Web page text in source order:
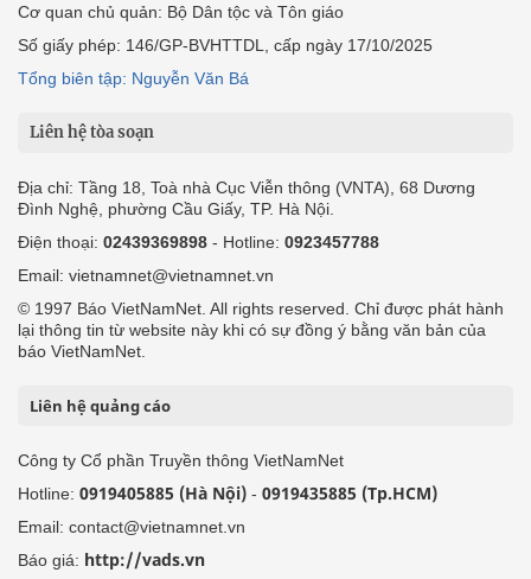
Cơ quan chủ quản: Bộ Dân tộc và Tôn giáo
Số giấy phép: 146/GP-BVHTTDL, cấp ngày 17/10/2025
Tổng biên tập: Nguyễn Văn Bá
Liên hệ tòa soạn
Địa chỉ: Tầng 18, Toà nhà Cục Viễn thông (VNTA), 68 Dương
Đình Nghệ, phường Cầu Giấy, TP. Hà Nội.
Điện thoại: 02439369898 - Hotline: 0923457788
Email: vietnamnet@vietnamnet.vn
© 1997 Báo VietNamNet. All rights reserved. Chỉ được phát hành
lại thông tin từ website này khi có sự đồng ý bằng văn bản của
báo VietNamNet.
Liên hệ quảng cáo
Công ty Cổ phần Truyền thông VietNamNet
Hotline: 0919405885 (Hà Nội) - 0919435885 (Tp.HCM)
Email: contact@vietnamnet.vn
Báo giá: http://vads.vn